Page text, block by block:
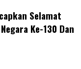
Selamat
Ke-130 Dan